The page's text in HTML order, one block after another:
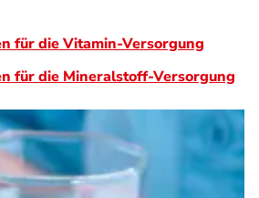
für die Vitamin-Versorgung
für die Mineralstoff-Versorgung